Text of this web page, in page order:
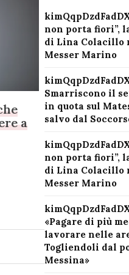
a
non porta fiori”,
di Lina Colacillo
Messer Marino
Smarriscono il
in quota sul
salvo dal
non porta fiori”,
di Lina Colacillo
Messer Marino
«Pagare di più
lavorare nelle
Togliendoli dal
Messina»